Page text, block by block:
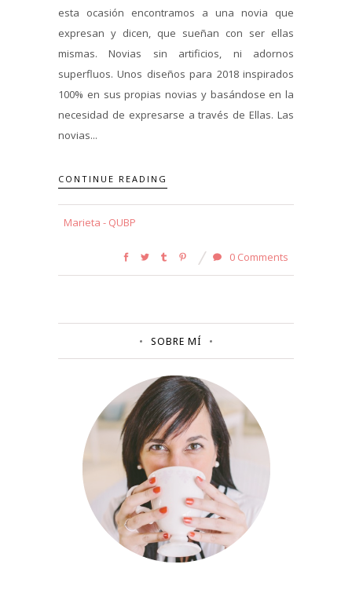
esta ocasión encontramos a una novia que
expresan y dicen, que sueñan con ser ellas
mismas. Novias sin artificios, ni adornos
superfluos. Unos diseños para 2018 inspirados
100% en sus propias novias y basándose en la
necesidad de expresarse a través de Ellas. Las
novias...
CONTINUE READING
Marieta - QUBP
0 Comments
SOBRE MÍ